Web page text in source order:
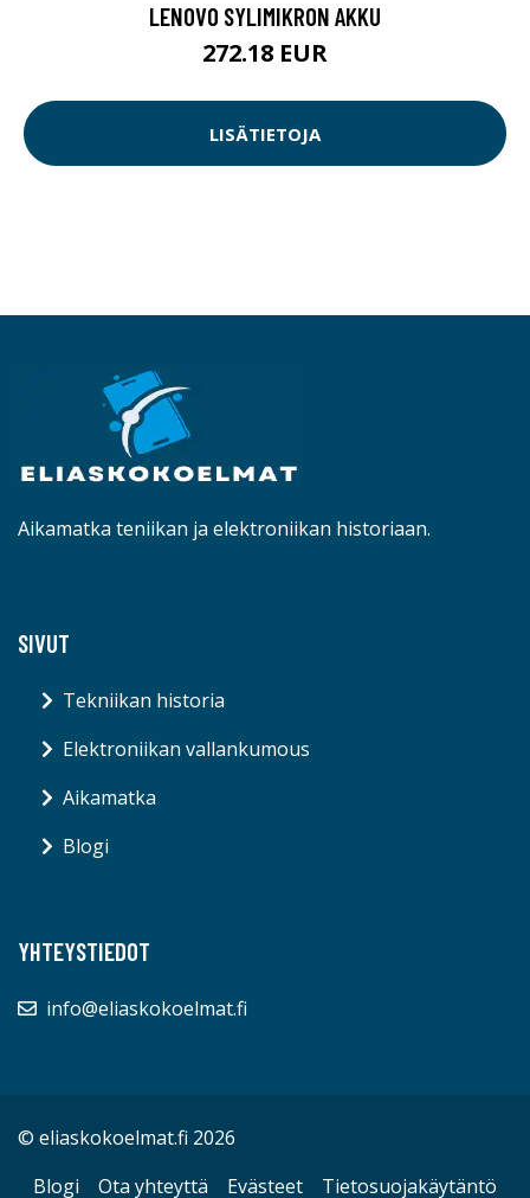
LENOVO SYLIMIKRON AKKU
272.18 EUR
LISÄTIETOJA
Aikamatka teniikan ja elektroniikan historiaan.
SIVUT
Tekniikan historia
Elektroniikan vallankumous
Aikamatka
Blogi
YHTEYSTIEDOT
info@eliaskokoelmat.fi
© eliaskokoelmat.fi 2026
Blogi
Ota yhteyttä Evästeet Tietosuojakäytäntö